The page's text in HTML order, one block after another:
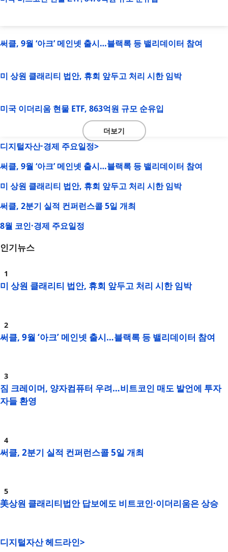
써클, 9월 ‘아크’ 메인넷 출시…블랙록 등 밸리데이터 참여
미 상원 클래리티 법안, 휴회 앞두고 처리 시한 임박
미국 이더리움 현물 ETF, 863억원 규모 순유입
더보기
디지털자산·경제 주요일정>
써클, 9월 ‘아크’ 메인넷 출시…블랙록 등 밸리데이터 참여
미 상원 클래리티 법안, 휴회 앞두고 처리 시한 임박
써클, 2분기 실적 컨퍼런스콜 5일 개최
8월 코인·경제 주요일정
인기뉴스
미 상원 클래리티 법안, 휴회 앞두고 처리 시한 임박
써클, 9월 ‘아크’ 메인넷 출시…블랙록 등 밸리데이터 참여
짐 크레이머, 양자컴퓨터 우려…비트코인 매도 발언에 투자
자들 환영
써클, 2분기 실적 컨퍼런스콜 5일 개최
美상원 클래리티법안 답보에도 비트코인·이더리움은 상승
디지털자산 헤드라인>